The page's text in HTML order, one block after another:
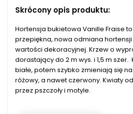
Skrócony opis produktu:
Hortensja bukietowa Vanille Fraise
przepiękna, nowa odmiana
wartości dekoracyjnej. Krzew o
dorastający do 2 m wys. i 1,5 m
białe, potem szybko zmieniają się
różowy, a nawet czerwony. Kwiaty
przez pszczoły i motyle.